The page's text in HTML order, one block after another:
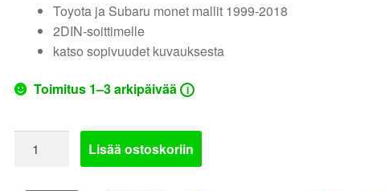
Toyota ja Subaru monet mallit 1999-2018
2DIN-soittimelle
katso sopivuudet kuvauksesta
Toimitus 1–3 arkipäivää i
Lisää ostoskoriin